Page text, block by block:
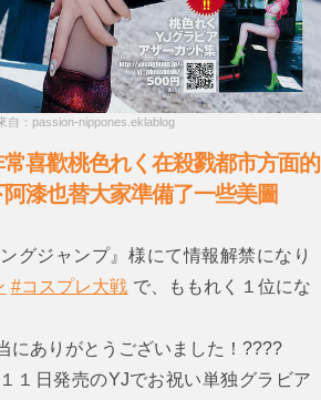
自：passion-nippones.eklablog
喜歡桃色れく在殺戮都市方面的
漆也替大家準備了一些美圖
グジャンプ』様にて情報解禁になり
#コスプレ大戦 で、ももれく１位にな
にありがとうございました！????
１日発売のYJでお祝い単独グラビア